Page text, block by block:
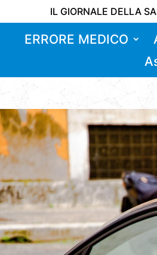
IL GIORNALE DELLA
ERRORE MEDICO